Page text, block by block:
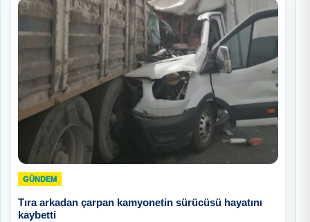
GÜNDEM
Tıra arkadan çarpan kamyonetin sürücüsü hayatını
kaybetti